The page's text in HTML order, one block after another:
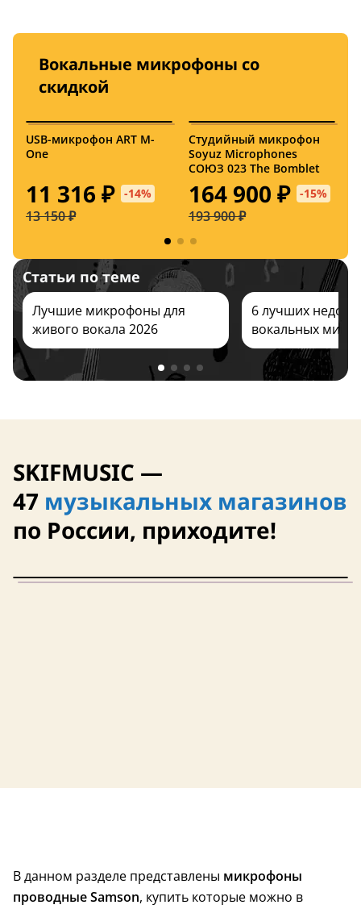
Винтаж
Состояние: не определено
26 сентября
кейс в комплекте
Заказать
Заказать
Вокальные микрофоны со
скидкой
USB-микрофон ART M-
One
11 316 ₽ -14%
13 150 ₽
Студийный микрофон
Soyuz Microphones
СОЮЗ 023 The Bomblet
164 900 ₽ -15%
193 900 ₽
Статьи по теме
Лучшие микрофоны для
живого вокала 2026
6 лучших
вокальных
SKIFMUSIC —
47 музыкальных магазинов
по России, приходите!
В данном разделе представлены микрофоны
проводные Samson, купить которые можно в